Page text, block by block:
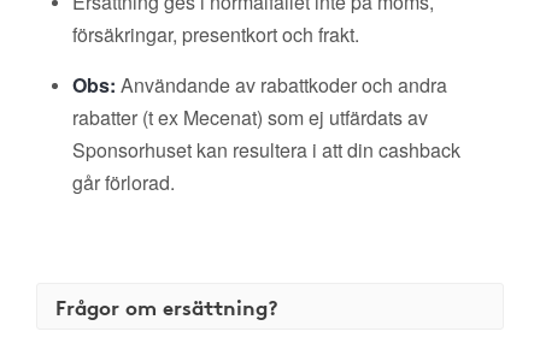
försäkringar, presentkort och frakt.
Obs: Användande av rabattkoder och andra
rabatter (t ex Mecenat) som ej utfärdats av
Sponsorhuset kan resultera i att din cashback
går förlorad.
Frågor om ersättning?